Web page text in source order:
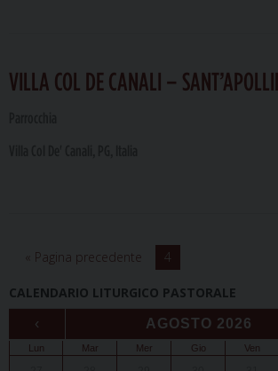
VILLA COL DE CANALI –
« Pagina precedente 4
CALENDARIO LITURGICO PASTORALE
‹ AGOSTO 2026
Lun Mar Mer Gio Ven